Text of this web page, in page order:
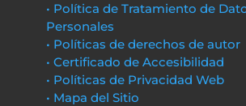
• Política de Tratamiento de
Personales
• Políticas de derechos de autor
• Certificado de Accesibilidad
• Políticas de Privacidad Web
• Mapa del Sitio